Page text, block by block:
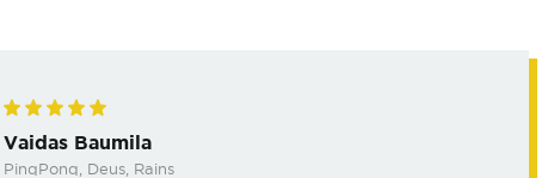
Vaidas Baumila
PinqPonq, Deus, Rains